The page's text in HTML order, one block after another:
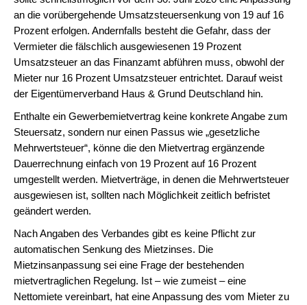
an die vorübergehende Umsatzsteuersenkung von 19 auf 16
Prozent erfolgen. Andernfalls besteht die Gefahr, dass der
Vermieter die fälschlich ausgewiesenen 19 Prozent
Umsatzsteuer an das Finanzamt abführen muss, obwohl der
Mieter nur 16 Prozent Umsatzsteuer entrichtet. Darauf weist
der Eigentümerverband Haus & Grund Deutschland hin.
Enthalte ein Gewerbemietvertrag keine konkrete Angabe zum
Steuersatz, sondern nur einen Passus wie „gesetzliche
Mehrwertsteuer“, könne die den Mietvertrag ergänzende
Dauerrechnung einfach von 19 Prozent auf 16 Prozent
umgestellt werden. Mietverträge, in denen die Mehrwertsteuer
ausgewiesen ist, sollten nach Möglichkeit zeitlich befristet
geändert werden.
Nach Angaben des Verbandes gibt es keine Pflicht zur
automatischen Senkung des Mietzinses. Die
Mietzinsanpassung sei eine Frage der bestehenden
mietvertraglichen Regelung. Ist – wie zumeist – eine
Nettomiete vereinbart, hat eine Anpassung des vom Mieter zu